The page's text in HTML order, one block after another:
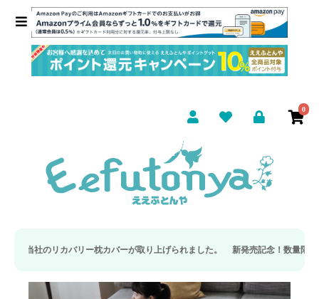
0
ー枕カバーが取り上げられました。 新発売記念！数量限定 ととのうピロー専